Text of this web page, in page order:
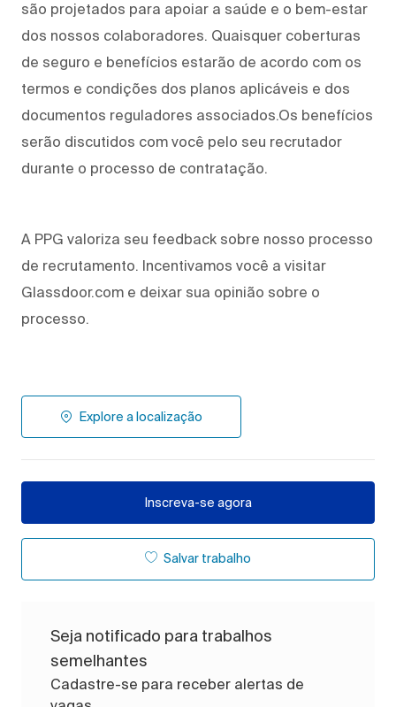
são projetados para apoiar a saúde e o bem-estar
dos nossos colaboradores. Quaisquer coberturas
de seguro e benefícios estarão de acordo com os
termos e condições dos planos aplicáveis e dos
documentos reguladores associados.Os benefícios
serão discutidos com você pelo seu recrutador
durante o processo de contratação.
A PPG valoriza seu feedback sobre nosso processo
de recrutamento. Incentivamos você a visitar
Glassdoor.com e deixar sua opinião sobre o
processo.
Explore a localização
Inscreva-se agora
Salvar trabalho
Seja notificado para trabalhos
semelhantes
Cadastre-se para receber alertas de